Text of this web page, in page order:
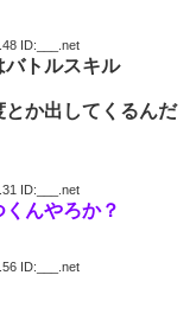
ID:___.net
バトルスキル
か出してくるんだ
ID:___.net
んやろか？
ID:___.net